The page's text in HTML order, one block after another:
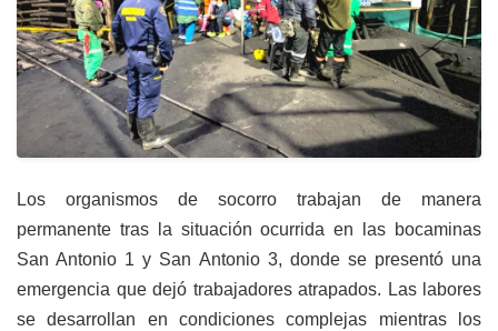
Los organismos de socorro trabajan de manera
permanente tras la situación ocurrida en las bocaminas
San Antonio 1 y San Antonio 3, donde se presentó una
emergencia que dejó trabajadores atrapados. Las labores
se desarrollan en condiciones complejas mientras los